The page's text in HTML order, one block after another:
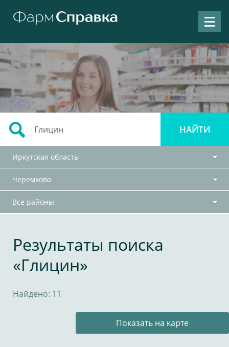
Иркутская область
Черемхово
Все районы
Результаты поиска
«Глицин»
Найдено: 11
Показать на карте